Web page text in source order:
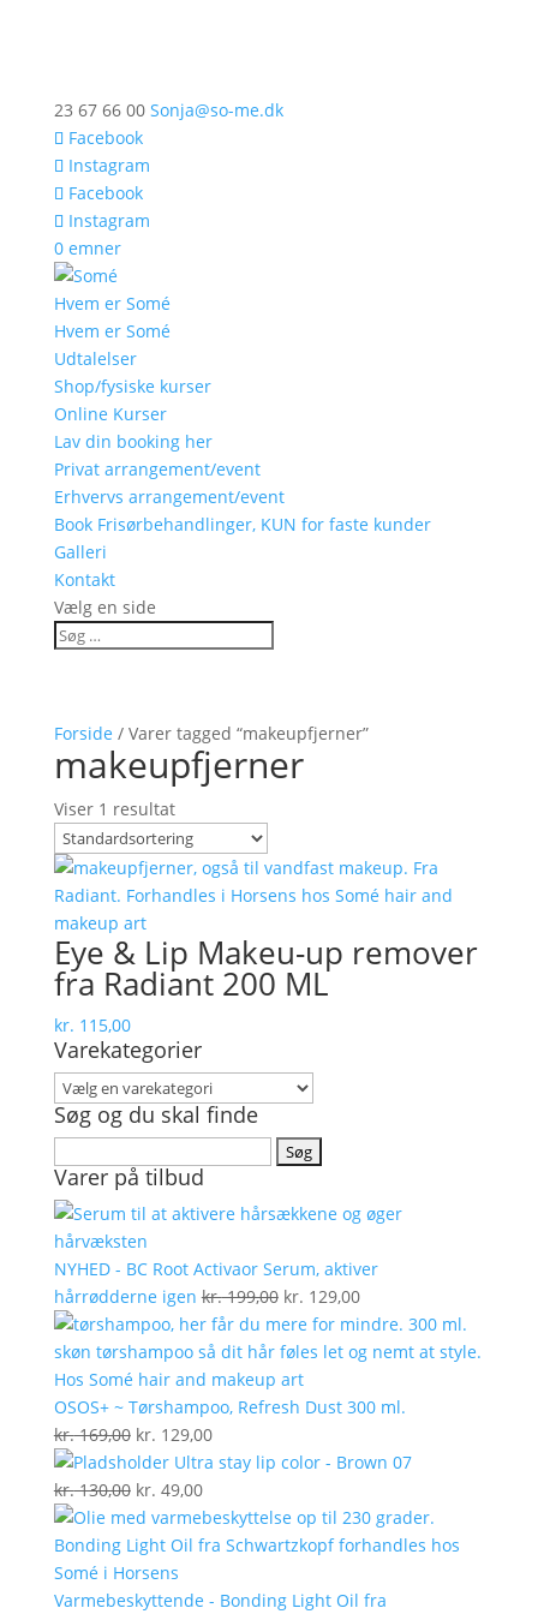
23 67 66 00 Sonja@so-me.dk
Facebook
Instagram
Facebook
Instagram
0 emner
Hvem er Somé
Hvem er Somé
Udtalelser
Shop/fysiske kurser
Online Kurser
Lav din booking her
Privat arrangement/event
Erhvervs arrangement/event
Book Frisørbehandlinger, KUN for faste kunder
Galleri
Kontakt
Vælg en side
Forside / Varer tagged “makeupfjerner”
makeupfjerner
Viser 1 resultat
Eye & Lip Makeu-up remover
fra Radiant 200 ML
kr. 115,00
Varekategorier
Søg og du skal finde
efter:
Varer på tilbud
NYHED - BC Root Activaor Serum, aktiver
hårrødderne igen kr.199,00 Den
oprindelige
pris
var:
kr. 199,00.
kr. 129,00Den
aktuelle
pris
kr. 129,00.
OSOS+ ~ Tørshampoo, Refresh Dust 300 ml.
kr.169,00 Den
oprindelige
pris
var:
kr. 169,00.
kr. 129,00Den
aktuelle
er:
kr. 129,00.
Ultra stay lip color - Brown 07
kr.130,00 Den
oprindelige
pris
var:
kr. 130,00.
kr. 49,00Den
aktuelle
pris
kr. 49,00.
Varmebeskyttende - Bonding Light Oil fra